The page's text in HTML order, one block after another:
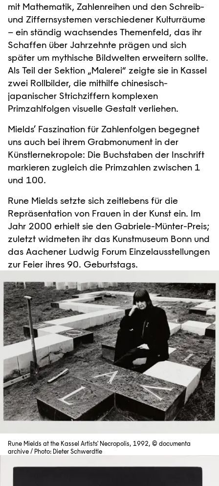
mit Mathematik, Zahlenreihen und den Schreib-
und Ziffernsystemen verschiedener Kulturräume
– ein ständig wachsendes Themenfeld, das ihr
Schaffen über Jahrzehnte prägen und sich
später um mythische Bildwelten erweitern sollte.
Als Teil der Sektion „Malerei“ zeigte sie in Kassel
zwei Rollbilder, die mithilfe chinesisch-
japanischer Strichziffern komplexen
Primzahlfolgen visuelle Gestalt verliehen.
Mields’ Faszination für Zahlenfolgen begegnet
uns auch bei ihrem Grabmonument in der
Künstlernekropole: Die Buchstaben der Inschrift
markieren zugleich die Primzahlen zwischen 1
und 100.
Rune Mields setzte sich zeitlebens für die
Repräsentation von Frauen in der Kunst ein. Im
Jahr 2000 erhielt sie den Gabriele-Münter-Preis;
zuletzt widmeten ihr das Kunstmuseum Bonn und
das Aachener Ludwig Forum Einzelausstellungen
zur Feier ihres 90. Geburtstags.
Rune Mields at the Kassel Artists' Necropolis, 1992, © documenta
archive / Photo: Dieter Schwerdtle